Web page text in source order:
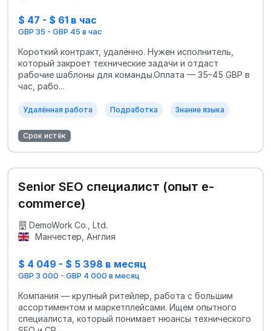
$ 47 - $ 61 в час
GBP 35 - GBP 45 в час
Короткий контракт, удалённо. Нужен исполнитель,
который закроет технические задачи и отдаст
рабочие шаблоны для команды.Оплата — 35–45 GBP в
час, рабо...
Удалённая работа Подработка Знание языка
Срок истёк
Senior SEO специалист (опыт e-
commerce)
DemoWork Co., Ltd.
Манчестер, Англия
$ 4 049 - $ 5 398 в месяц
GBP 3 000 - GBP 4 000 в месяц
Компания — крупный ритейлер, работа с большим
ассортиментом и маркетплейсами. Ищем опытного
специалиста, который понимает нюансы технического